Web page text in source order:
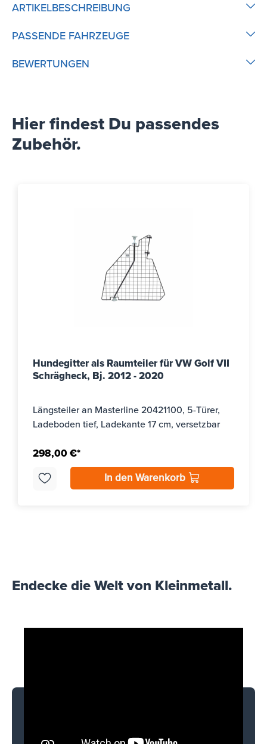
ARTIKELBESCHREIBUNG
PASSENDE FAHRZEUGE
BEWERTUNGEN
Hier findest Du passendes
Zubehör.
Hundegitter als Raumteiler für VW Golf VII
Schrägheck, Bj. 2012 - 2020
Längsteiler an Masterline 20421100, 5-Türer,
Ladeboden tief, Ladekante 17 cm, versetzbar
298,00 €*
In den Warenkorb
Endecke die Welt von Kleinmetall.